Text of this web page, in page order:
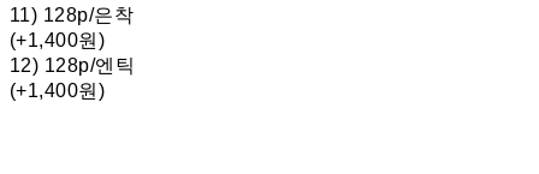
11) 128p/은착
(+1,400원)
12) 128p/엔틱
(+1,400원)